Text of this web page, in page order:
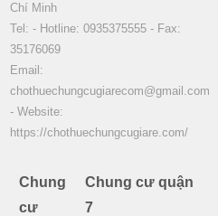
Chí Minh
Tel: - Hotline: 0935375555 - Fax:
35176069
Email:
chothuechungcugiarecom@gmail.com
- Website:
https://chothuechungcugiare.com/
Chung
cư
Chung cư quận
7